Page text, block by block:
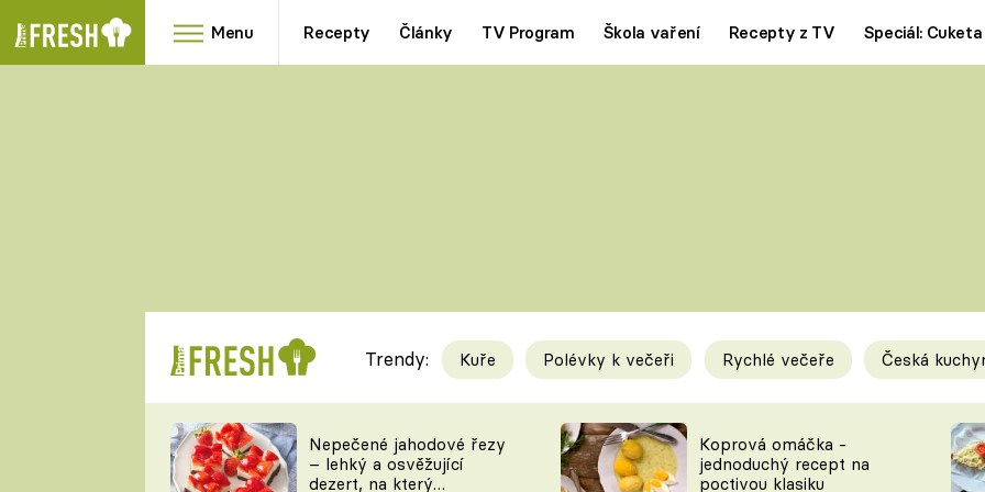
Menu Recepty Články TV Program Škola vaření Recepty z TV Speciál: Cuketa
RYCHLOVKY
Videorecepty
TEĎ VAŘÍ ŠÉF!
Tipy a triky
KAM ZA JÍDLEM
Trendy: Kuře Polévky k večeři Rychlé večeře Česká
Nepečené jahodové řezy
– lehký a osvěžující
dezert, na který
Koprová omáčka -
jednoduchý recept na
poctivou klasiku